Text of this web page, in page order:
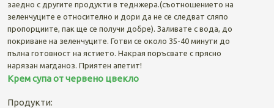
заедно с другите продукти в теднжера.(съотношението на
зеленчуците е относително и дори да не се следват сляпо
пропорциите, пак ще се получи добре). Заливате с вода, до
покриване на зеленчуците. Готви се около 35-40 минути до
пълна готовност на ястието. Накрая поръсвате с прясно
нарязан магданоз. Приятен апетит!
Крем супа от червено цвекло
Продукти: